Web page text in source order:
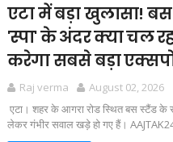
एटा में बड़ा खुलासा!
'स्पा' के अंदर क्या चल
करेगा सबसे बड़ा
Raj verma
August 02, 2026
एटा। शहर के आगरा रोड स्थित बस स्टैंड के
लेकर गंभीर सवाल खड़े हो गए हैं।